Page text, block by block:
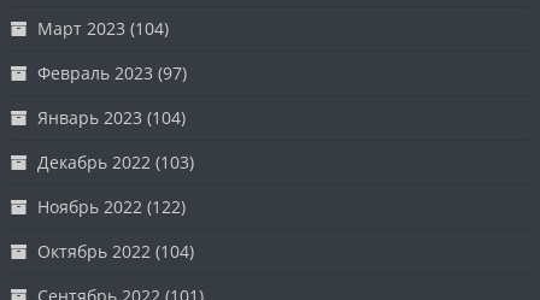
Март 2023 (104)
Февраль 2023 (97)
Январь 2023 (104)
Декабрь 2022 (103)
Ноябрь 2022 (122)
Октябрь 2022 (104)
Сентябрь 2022 (101)